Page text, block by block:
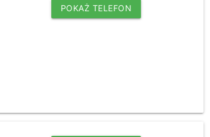
POKAŻ TELEFON